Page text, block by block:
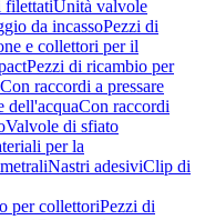
filettatiUnità valvole
da incassoPezzi di
e collettori per il
Pezzi di ricambio per
Con raccordi a pressare
dell'acquaCon raccordi
Valvole di sfiato
per la
Nastri adesiviClip di
per collettoriPezzi di